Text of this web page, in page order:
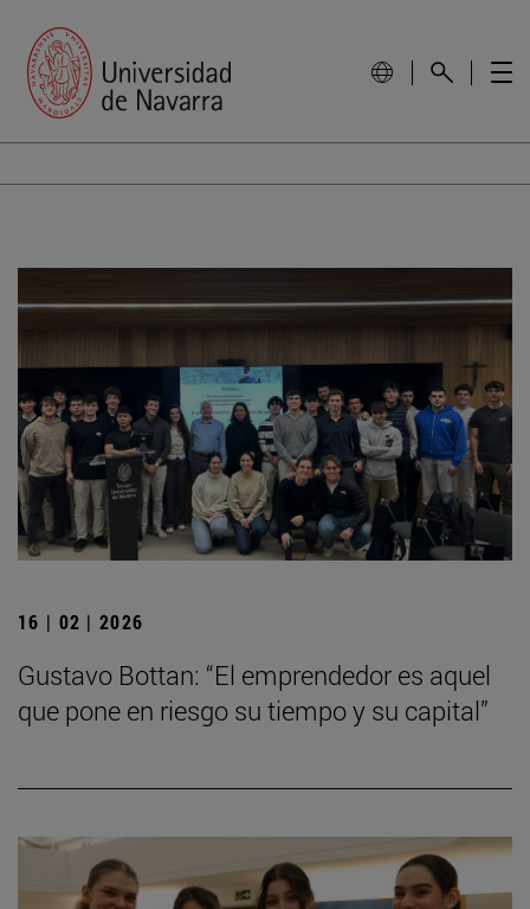
16 | 02 | 2026
Gustavo Bottan: “El emprendedor es aquel
que pone en riesgo su tiempo y su capital”